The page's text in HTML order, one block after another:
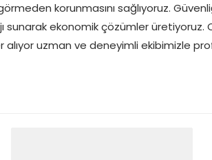
korunmasını sağlıyoruz.
sunarak ekonomik çözümler üretiyoruz.
uzman ve deneyimli ekibimizle